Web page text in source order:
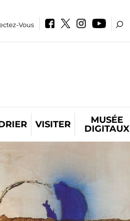
Vous
VISITER
MUSÉE
DIGITAUX